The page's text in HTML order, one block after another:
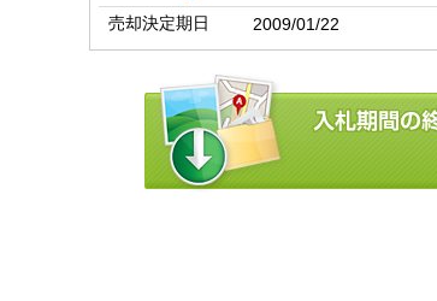
売却決定期日
2009/01/22